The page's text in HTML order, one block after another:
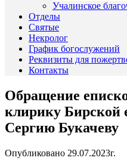
Учалинское
Отделы
Святые
Некролог
График богослужений
Реквизиты для
Контакты
Обращение
клирику Бирской
Сергию Букачеву
Опубликовано 29.07.2023г.